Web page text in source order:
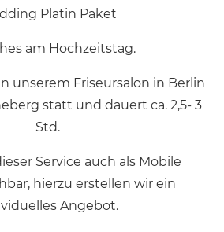
Platin Paket
am Hochzeitstag.
unserem Friseursalon in Berlin
statt und dauert ca. 2,5- 3
Std.
Service auch als Mobile
hierzu erstellen wir ein
Angebot.